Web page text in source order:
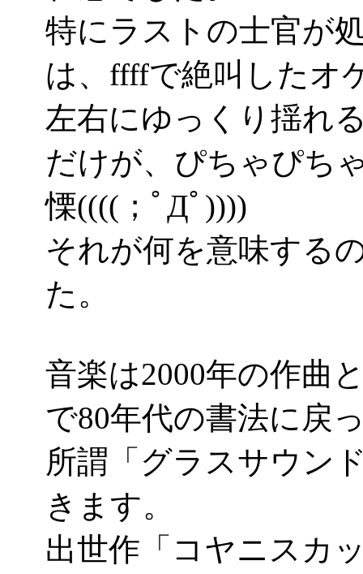
特にラストの士官が
は、ffffで絶叫したオ
左右にゆっくり揺れ
だけが、ぴちゃぴち
慄((((；ﾟДﾟ))))
それが何を意味する
た。
音楽は2000年の作曲
で80年代の書法に戻
所謂「グラスサウン
きます。
出世作「コヤニスカ